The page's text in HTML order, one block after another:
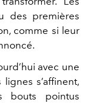
des premières
comme si leur
avec une
s’affinent,
bouts pointus